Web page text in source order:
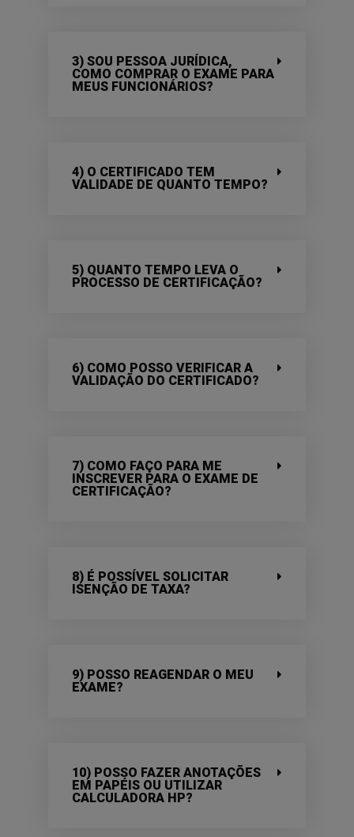
3) SOU PESSOA JURÍDICA,
COMO COMPRAR O EXAME PARA
MEUS FUNCIONÁRIOS?
4) O CERTIFICADO TEM
VALIDADE DE QUANTO TEMPO?
5) QUANTO TEMPO LEVA O
PROCESSO DE CERTIFICAÇÃO?
6) COMO POSSO VERIFICAR A
VALIDAÇÃO DO CERTIFICADO?
7) COMO FAÇO PARA ME
INSCREVER PARA O EXAME DE
CERTIFICAÇÃO?
8) É POSSÍVEL SOLICITAR
ISENÇÃO DE TAXA?
9) POSSO REAGENDAR O MEU
EXAME?
10) POSSO FAZER ANOTAÇÕES
EM PAPÉIS OU UTILIZAR
CALCULADORA HP?